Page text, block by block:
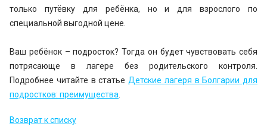
только путёвку для ребёнка, но и для взрослого по
специальной выгодной цене.
Ваш ребёнок – подросток? Тогда он будет чувствовать себя
потрясающе в лагере без родительского контроля.
Подробнее читайте в статье Детские лагеря в Болгарии для
подростков: преимущества
Возврат к списку